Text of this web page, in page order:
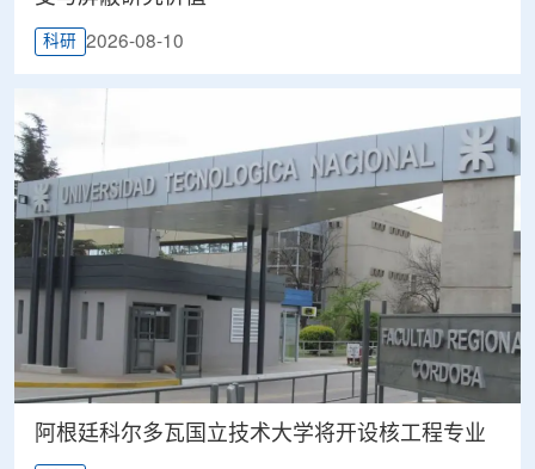
科研 2026-08-10
阿根廷科尔多瓦国立技术大学将开设核工程专业